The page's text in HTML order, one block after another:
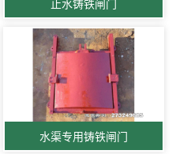
止水铸铁闸门
水渠专用铸铁闸门